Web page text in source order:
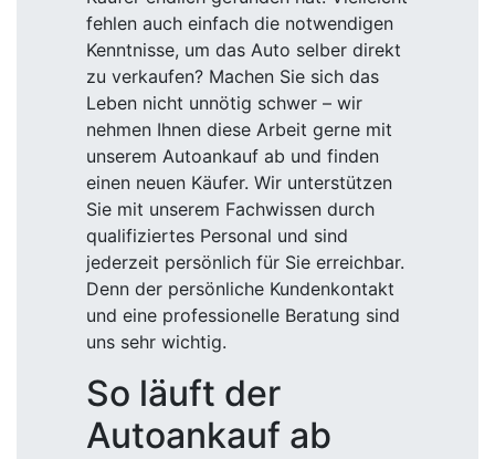
fehlen auch einfach die notwendigen
Kenntnisse, um das Auto selber direkt
zu verkaufen? Machen Sie sich das
Leben nicht unnötig schwer – wir
nehmen Ihnen diese Arbeit gerne mit
unserem Autoankauf ab und finden
einen neuen Käufer. Wir unterstützen
Sie mit unserem Fachwissen durch
qualifiziertes Personal und sind
jederzeit persönlich für Sie erreichbar.
Denn der persönliche Kundenkontakt
und eine professionelle Beratung sind
uns sehr wichtig.
So läuft der
Autoankauf ab